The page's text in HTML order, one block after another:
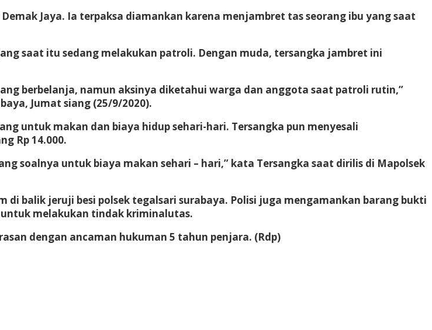
Jaya. Ia terpaksa diamankan karena menjambret tas seorang ibu yang saat
saat itu sedang melakukan patroli. Dengan muda, tersangka jambret ini
berbelanja, namun aksinya diketahui warga dan anggota saat patroli rutin,”
Jumat siang (25/9/2020).
untuk makan dan biaya hidup sehari-hari. Tersangka pun menyesali
Rp 14.000.
soalnya untuk biaya makan sehari – hari,” kata Tersangka saat dirilis di Mapolsek
di balik jeruji besi polsek tegalsari surabaya. Polisi juga mengamankan barang bukti
melakukan tindak kriminalutas.
dengan ancaman hukuman 5 tahun penjara. (Rdp)